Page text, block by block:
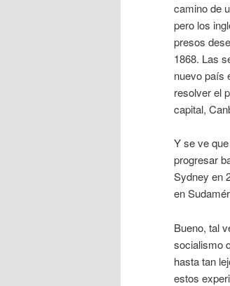
camino de
pero los
presos
1868. Las
nuevo país
resolver el
capital,
Y se ve
progresar
Sydney en
en
Bueno, tal
socialismo
hasta tan
estos